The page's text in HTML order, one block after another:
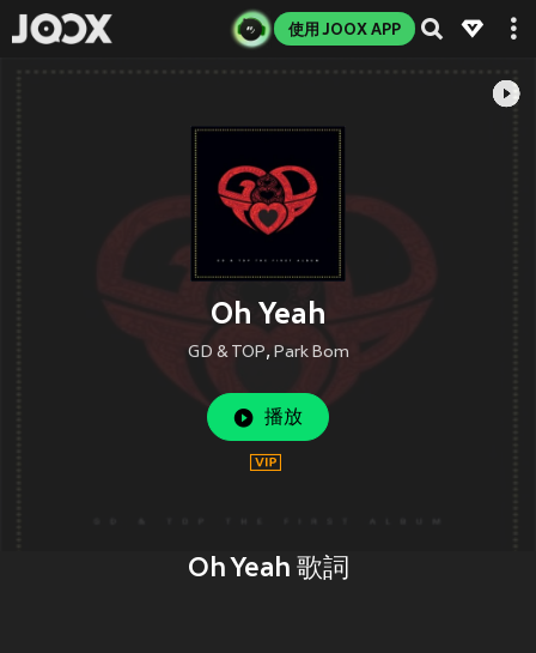
使用 JOOX APP
Oh Yeah
GD & TOP, Park Bom
播放
Oh Yeah 歌詞